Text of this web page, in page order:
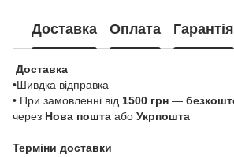
Доставка Оплата Гарантія
Доставка
•Шивдка відправка
• При замовленні від 1500 грн —
через Нова пошта або Укрпошта
Терміни доставки